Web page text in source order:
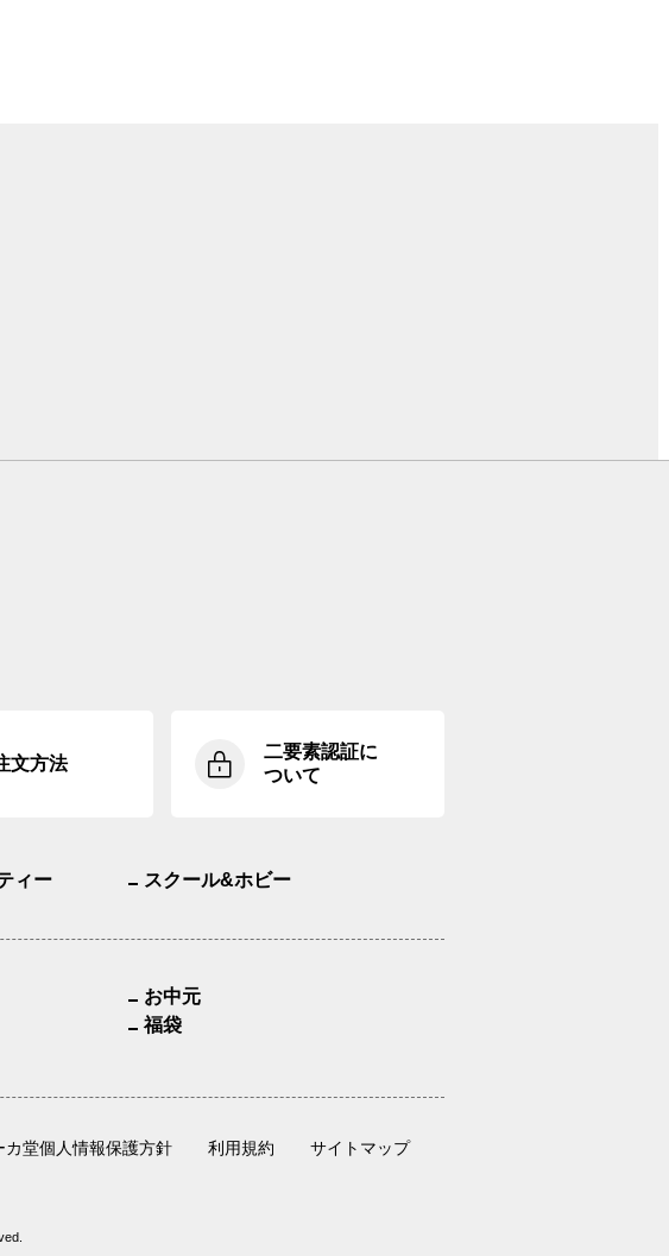
文方法
二要素認証に
ついて
ィー スクール&ホビー
お中元
福袋
カ堂個人情報保護方針 利用規約 サイトマップ